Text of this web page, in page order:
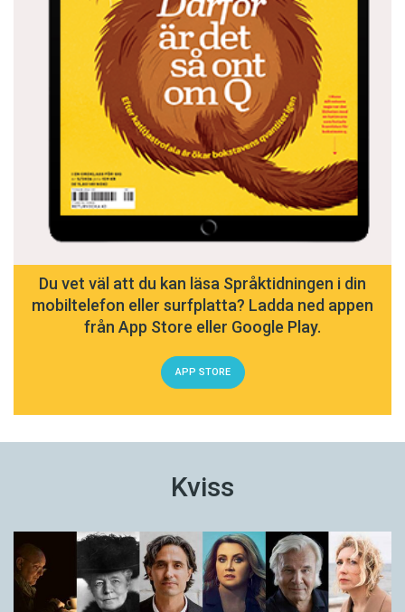
Du vet väl att du kan läsa Språktidningen i din
mobiltelefon eller surfplatta? Ladda ned appen
från App Store eller Google Play.
APP STORE
Kviss